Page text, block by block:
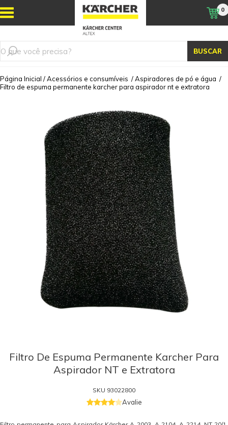
BUSCAR
0
Página Inicial /Acessórios e consumíveis /Aspiradores de pó e água /
Filtro de espuma permanente karcher para aspirador nt e extratora
Filtro De Espuma Permanente Karcher Para
Aspirador NT e Extratora
SKU 93022800
Avalie